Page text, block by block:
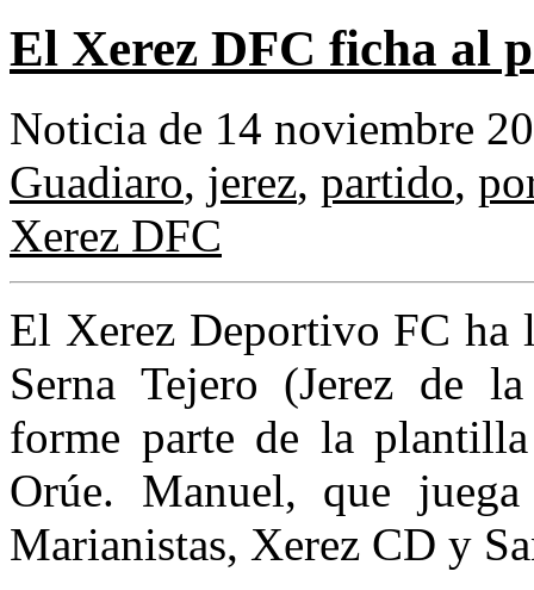
El Xerez DFC ficha al
Noticia de 14 noviembre
Guadiaro, jerez, partido,
Xerez DFC
El Xerez Deportivo FC ha
Serna Tejero (Jerez de
forme parte de la
Orúe. Manuel, que
Marianistas, Xerez CD y